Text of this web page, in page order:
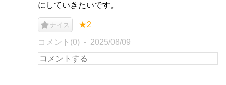
にしていきたいです。
ナイス ★2
コメント(0) 2025/08/09